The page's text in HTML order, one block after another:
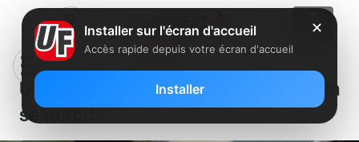
Usage du téléphone au volant : le ton
se durcit
✕
Installer sur l'écran d'accueil
Accès rapide depuis votre écran d'accueil
Installer